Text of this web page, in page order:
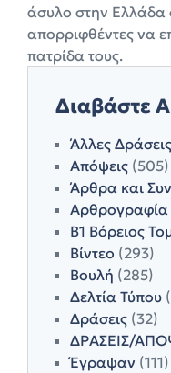
άσυλο στην Ελλάδα
απορριφθέντες να
πατρίδα τους.
Διαβάστε
Άλλες Δράσεις
Απόψεις (505)
Άρθρα και
Αρθρογραφία
Β1 Βόρειος
Βίντεο (293)
Βουλή (285)
Δελτία Τύπου
Δράσεις (32)
ΔΡΑΣΕΙΣ/
Έγραψαν (111)